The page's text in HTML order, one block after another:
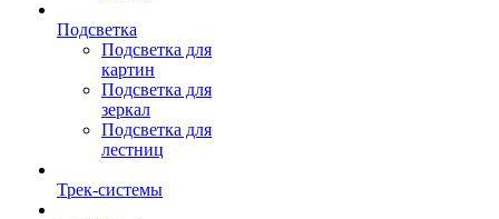
Подсветка
Подсветка для
картин
Подсветка для
зеркал
Подсветка для
лестниц
Трек-системы